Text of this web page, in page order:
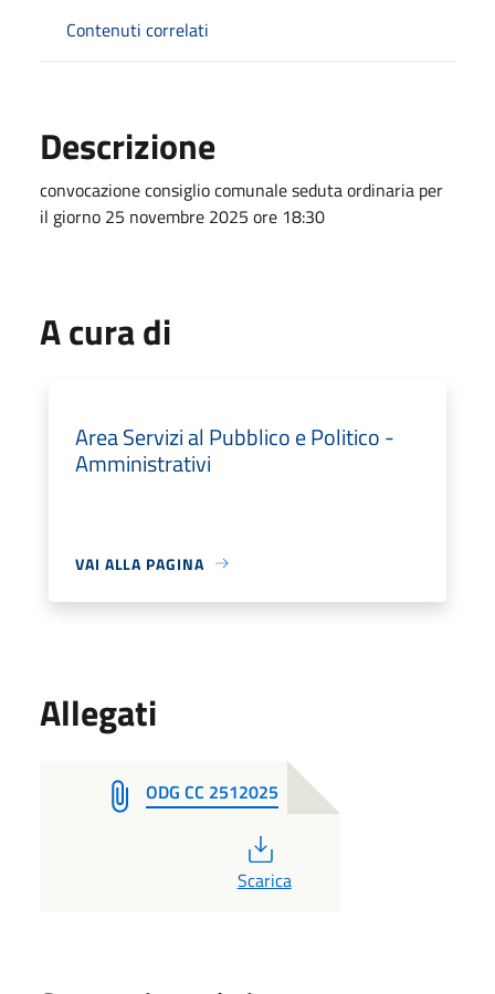
Contenuti correlati
Descrizione
convocazione consiglio comunale seduta ordinaria per
il giorno 25 novembre 2025 ore 18:30
A cura di
Area Servizi al Pubblico e Politico -
Amministrativi
VAI ALLA PAGINA
Allegati
ODG CC 2512025
Scarica